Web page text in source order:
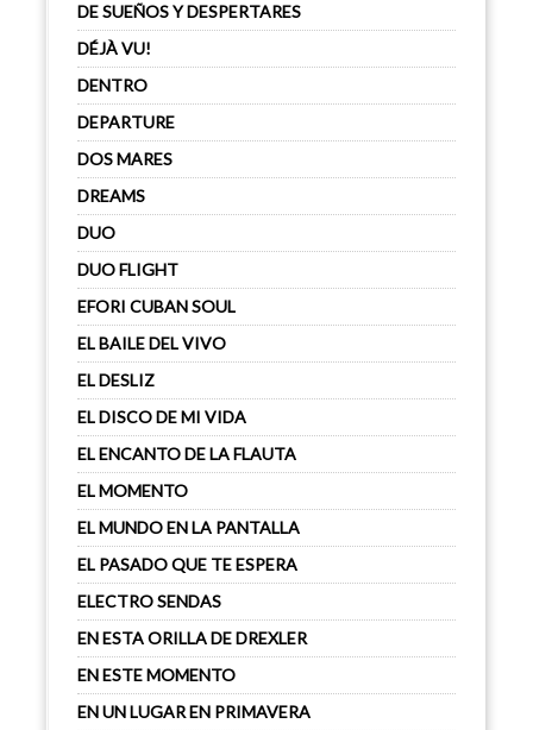
DE SUEÑOS Y DESPERTARES
DÉJÀ VU!
DENTRO
DEPARTURE
DOS MARES
DREAMS
DUO
DUO FLIGHT
EFORI CUBAN SOUL
EL BAILE DEL VIVO
EL DESLIZ
EL DISCO DE MI VIDA
EL ENCANTO DE LA FLAUTA
EL MOMENTO
EL MUNDO EN LA PANTALLA
EL PASADO QUE TE ESPERA
ELECTRO SENDAS
EN ESTA ORILLA DE DREXLER
EN ESTE MOMENTO
EN UN LUGAR EN PRIMAVERA